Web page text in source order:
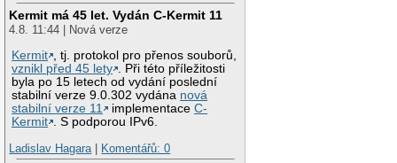
Kermit má 45 let. Vydán C-Kermit 11
4.8. 11:44 | Nová verze
Kermit , tj. protokol pro přenos souborů,
vznikl před 45 lety . Při této příležitosti
byla po 15 letech od vydání poslední
stabilní verze 9.0.302 vydána nová
stabilní verze 11
implementaceC-
Kermit . S podporou IPv6.
Ladislav Hagara | Komentářů: 0